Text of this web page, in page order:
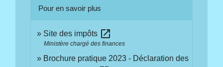
Pour en savoir plus
Site des impôts open_in_new
Ministère chargé des finances
Brochure pratique 2023 - Déclaration des